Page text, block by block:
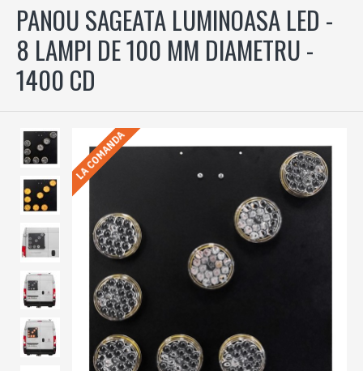
PANOU SAGEATA LUMINOASA LED -
8 LAMPI DE 100 MM DIAMETRU -
1400 CD
LA COMANDA